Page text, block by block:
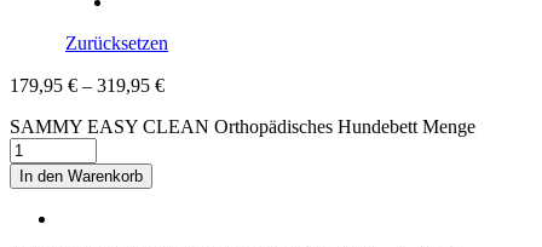
Zurücksetzen
179,95 € – 319,95 €
SAMMY EASY CLEAN Orthopädisches Hundebett Menge
In den Warenkorb